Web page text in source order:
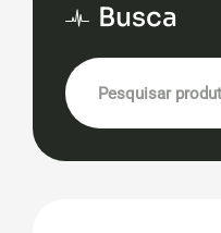
Busca
Pesquisar
por: